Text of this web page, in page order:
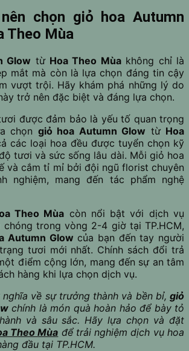
chọn giỏ hoa Autumn
Theo Mùa
Glow từ Hoa Theo Mùakhông chỉ là
mắt mà còn là lựa chọn đáng tin cậy
vượt trội. Hãy khám phá những lý do
trở nên đặc biệt và đáng lựa chọn.
được đảm bảo là yếu tố quan trọng
chọn giỏ hoa Autumn Glow từ Hoa
các loại hoa đều được tuyển chọn kỹ
tươi và sức sống lâu dài. Mỗi giỏ hoa
và cắm tỉ mỉ bởi đội ngũ florist chuyên
nghiệm, mang đến tác phẩm nghệ
Theo Mùa còn nổi bật với dịch vụ
chóng trong vòng 2-4 giờ tại TP.HCM,
Autumn Glow của bạn đến tay người
tươi mới nhất. Chính sách đổi trả
điểm cộng lớn, mang đến sự an tâm
hàng khi lựa chọn dịch vụ.
về sự trưởng thành và bền bỉ, giỏ
chính là món quà hoàn hảo để bày tỏ
và sâu sắc. Hãy lựa chọn và đặt
Theo Mùa để trải nghiệm dịch vụ hoa
đầu tại TP.HCM.